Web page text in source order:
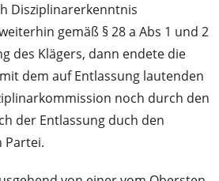
Disziplinarerkenntnis
gemäß § 28 a Abs 1 und 2
des Klägers, dann endete die
dem auf Entlassung lautenden
noch durch den
der Entlassung duch den
Partei.